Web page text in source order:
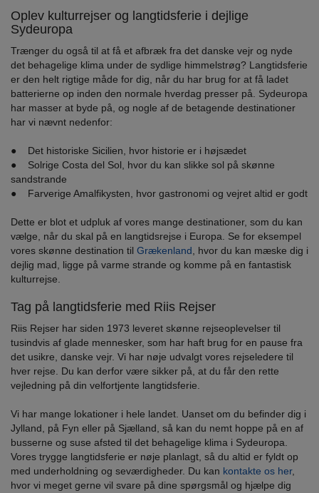
Oplev kulturrejser og langtidsferie i dejlige
Sydeuropa
Trænger du også til at få et afbræk fra det danske vejr og nyde
det behagelige klima under de sydlige himmelstrøg? Langtidsferie
er den helt rigtige måde for dig, når du har brug for at få ladet
batterierne op inden den normale hverdag presser på. Sydeuropa
har masser at byde på, og nogle af de betagende destinationer
har vi nævnt nedenfor:
● Det historiske Sicilien, hvor historie er i højsædet
● Solrige Costa del Sol, hvor du kan slikke sol på skønne
sandstrande
● Farverige Amalfikysten, hvor gastronomi og vejret altid er godt
Dette er blot et udpluk af vores mange destinationer, som du kan
vælge, når du skal på en langtidsrejse i Europa. Se for eksempel
vores skønne destination til Grækenland , hvor du kan mæske dig i
dejlig mad, ligge på varme strande og komme på en fantastisk
kulturrejse.
Tag på langtidsferie med Riis Rejser
Riis Rejser har siden 1973 leveret skønne rejseoplevelser til
tusindvis af glade mennesker, som har haft brug for en pause fra
det usikre, danske vejr. Vi har nøje udvalgt vores rejseledere til
hver rejse. Du kan derfor være sikker på, at du får den rette
vejledning på din velfortjente langtidsferie.
Vi har mange lokationer i hele landet. Uanset om du befinder dig i
Jylland, på Fyn eller på Sjælland, så kan du nemt hoppe på en af
busserne og suse afsted til det behagelige klima i Sydeuropa.
Vores trygge langtidsferie er nøje planlagt, så du altid er fyldt op
med underholdning og seværdigheder. Du kan kontakte os her,
hvor vi meget gerne vil svare på dine spørgsmål og hjælpe dig